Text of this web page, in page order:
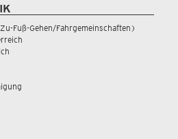
Fuß-Gehen/Fahrgemeinschaften)